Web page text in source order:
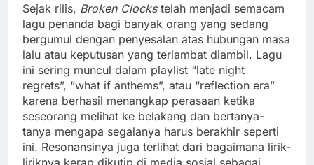
Sejak rilis, Broken Clockstelah menjadi semacam
lagu penanda bagi banyak orang yang sedang
bergumul dengan penyesalan atas hubungan masa
lalu atau keputusan yang terlambat diambil. Lagu
ini sering muncul dalam playlist “late night
regrets”, “what if anthems”, atau “reflection era”
karena berhasil menangkap perasaan ketika
seseorang melihat ke belakang dan bertanya-
tanya mengapa segalanya harus berakhir seperti
ini. Resonansinya juga terlihat dari bagaimana lirik-
liriknya kerap dikutip di media sosial sebagai